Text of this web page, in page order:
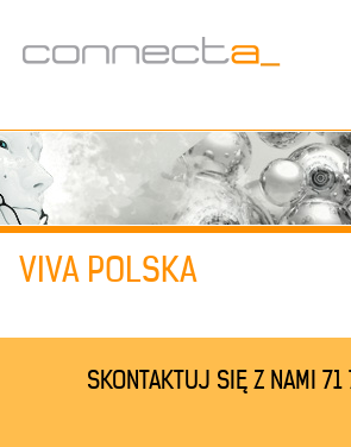
VIVA POLSKA
SKONTAKTUJ SIĘ Z NAMI